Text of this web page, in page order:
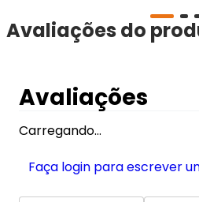
Avaliações do
Avaliações
Carregando…
Faça login para escrever